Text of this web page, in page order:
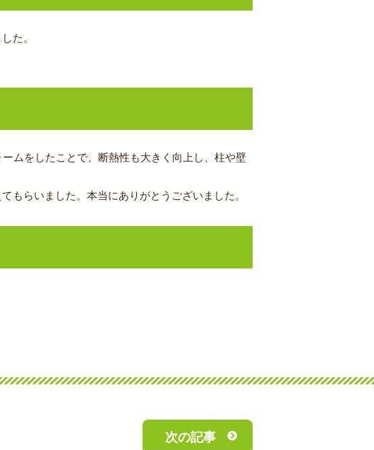
た。
ムをしたことで、断熱性も大きく向上し、柱や壁
もらいました。本当にありがとうございました。
次の記事